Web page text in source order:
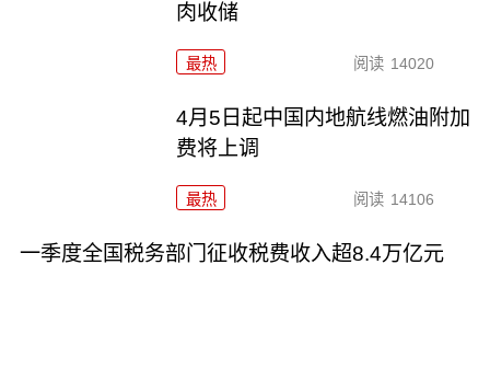
肉收储
最热 阅读 14020
4月5日起中国内地航线燃油附加
费将上调
最热 阅读 14106
一季度全国税务部门征收税费收入超8.4万亿元